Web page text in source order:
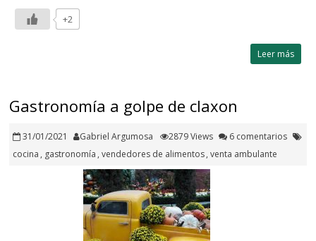
+2
Leer más
Gastronomía a golpe de claxon
31/01/2021 Gabriel Argumosa 2879 Views
6 comentarios
cocina , gastronomía ,vendedores de alimentos,venta ambulante